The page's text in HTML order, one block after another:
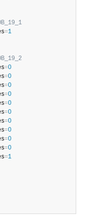
=1
=0
=0
=0
=0
=0
=0
=0
=0
=0
=0
=1